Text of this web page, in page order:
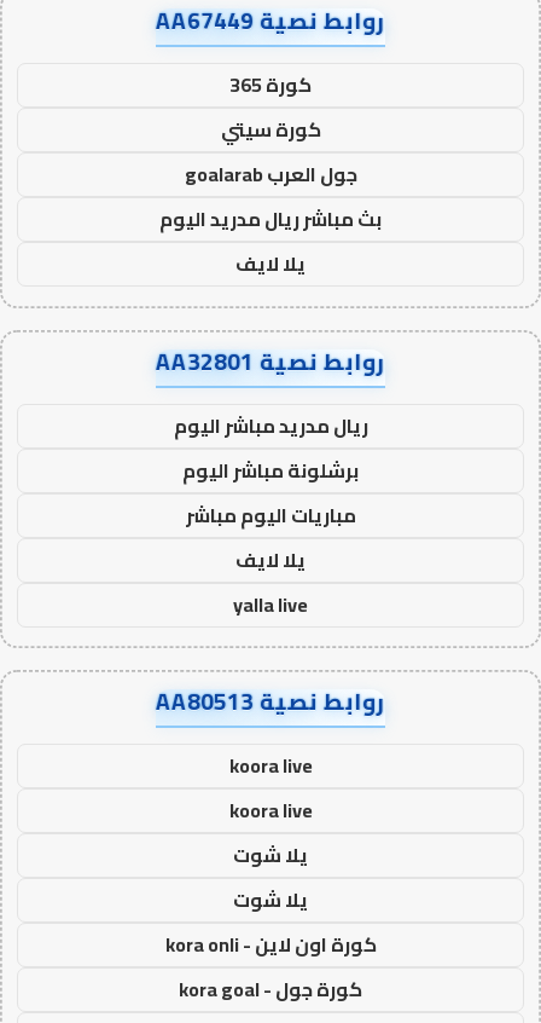
روابط نصية AA67449
كورة 365
كورة سيتي
جول العرب goalarab
بث مباشر ريال مدريد اليوم
يلا لايف
روابط نصية AA32801
ريال مدريد مباشر اليوم
برشلونة مباشر اليوم
مباريات اليوم مباشر
يلا لايف
yalla live
روابط نصية AA80513
koora live
koora live
يلا شوت
يلا شوت
كورة اون لاين - kora onli
كورة جول - kora goal